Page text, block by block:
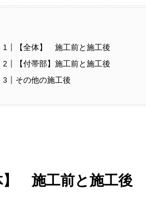
【全体】 施工前と施工後
【付帯部】施工前と施工後
その他の施工後
】 施工前と施工後